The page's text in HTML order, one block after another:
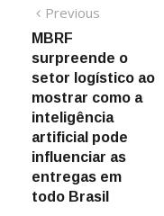
Navegação
de
Post
Previous
MBRF
surpreende o
setor logístico ao
mostrar como a
inteligência
artificial pode
influenciar as
entregas em
todo Brasil